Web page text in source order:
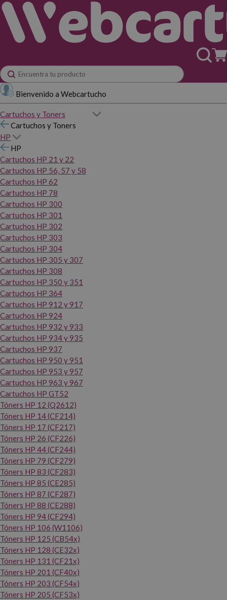
Bienvenido a Webcartucho
Cartuchos y Toners
Cartuchos y Toners
HP
HP
Cartuchos HP 21 y 22
Cartuchos HP 56, 57 y 58
Cartuchos HP 62
Cartuchos HP 78
Cartuchos HP 300
Cartuchos HP 301
Cartuchos HP 302
Cartuchos HP 303
Cartuchos HP 304
Cartuchos HP 305 y 307
Cartuchos HP 308
Cartuchos HP 350 y 351
Cartuchos HP 364
Cartuchos HP 912 y 917
Cartuchos HP 924
Cartuchos HP 932 y 933
Cartuchos HP 934 y 935
Cartuchos HP 937
Cartuchos HP 950 y 951
Cartuchos HP 953 y 957
Cartuchos HP 963 y 967
Cartuchos HP GT52
Tóners HP 12 (Q2612)
Tóners HP 14 (CF214)
Tóners HP 17 (CF217)
Tóners HP 26 (CF226)
Tóners HP 44 (CF244)
Tóners HP 79 (CF279)
Tóners HP 83 (CF283)
Tóners HP 85 (CE285)
Tóners HP 87 (CF287)
Tóners HP 88 (CE288)
Tóners HP 94 (CF294)
Tóners HP 106 (W1106)
Tóners HP 125 (CB54x)
Tóners HP 128 (CE32x)
Tóners HP 131 (CF21x)
Tóners HP 201 (CF40x)
Tóners HP 203 (CF54x)
Tóners HP 205 (CF53x)